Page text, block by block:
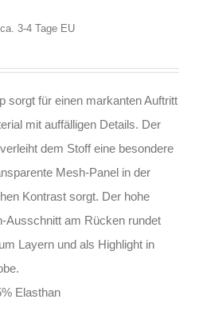
3-4 Tage EU
sorgt für einen markanten Auftritt
mit auffälligen Details. Der
dem Stoff eine besondere
Mesh-Panel in der
Kontrast sorgt. Der hohe
Ausschnitt am Rücken rundet
Layern und als Highlight in
Elasthan